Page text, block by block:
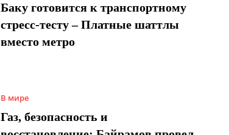
Баку готовится к транспортному
стресс-тесту – Платные шаттлы
вместо метро
В мире
Газ, безопасность и